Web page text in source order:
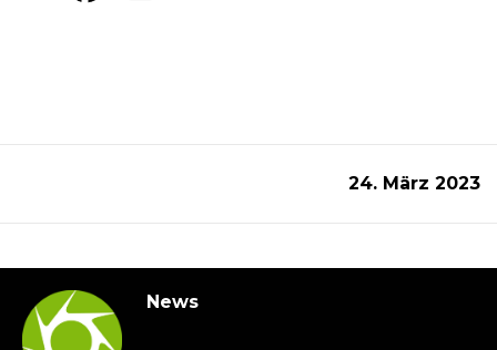
24. März 2023
News